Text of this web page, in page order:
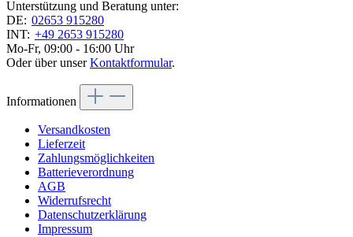
Unterstützung und Beratung unter:
DE: 02653 915280
INT: +49 2653 915280
Mo-Fr, 09:00 - 16:00 Uhr
Oder über unserKontaktformular.
Informationen
Versandkosten
Lieferzeit
Zahlungsmöglichkeiten
Batterieverordnung
AGB
Widerrufsrecht
Datenschutzerklärung
Impressum